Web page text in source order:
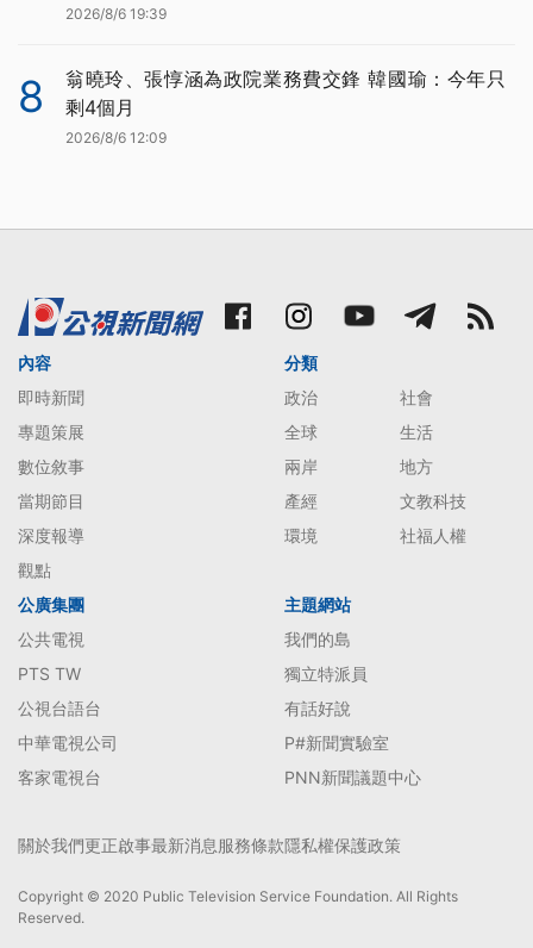
2026/8/6 19:39
8
翁曉玲、張惇涵為政院業務費交鋒 韓國瑜：今年只
剩4個月
2026/8/6 12:09
內容
即時新聞
專題策展
數位敘事
當期節目
深度報導
觀點
分類
政治
社會
全球
生活
兩岸
地方
產經
文教科技
環境
社福人權
公廣集團
公共電視
PTS TW
公視台語台
中華電視公司
客家電視台
主題網站
我們的島
獨立特派員
有話好說
P#新聞實驗室
PNN新聞議題中心
關於我們更正啟事最新消息服務條款隱私權保護政策
Copyright © 2020 Public Television Service Foundation. All Rights
Reserved.